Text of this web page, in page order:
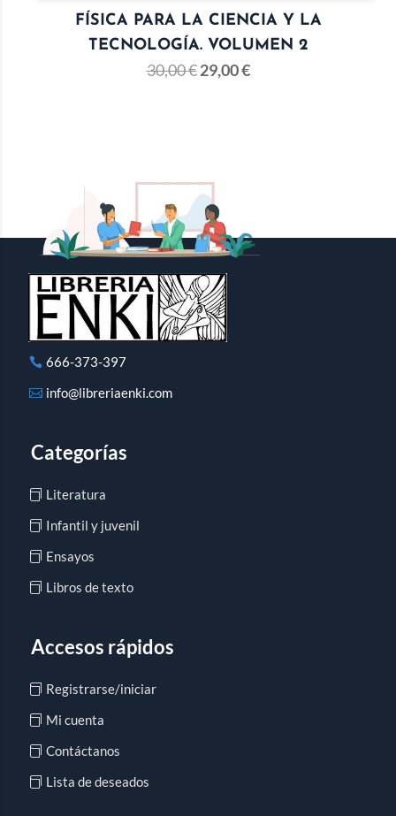
FÍSICA PARA LA CIENCIA Y LA
TECNOLOGÍA. VOLUMEN 2
30,00€ 29,00€
666-373-397
info@libreriaenki.com
Categorías
Literatura
Infantil y juvenil
Ensayos
Libros de texto
Accesos rápidos
Registrarse/iniciar
Mi cuenta
Contáctanos
Lista de deseados